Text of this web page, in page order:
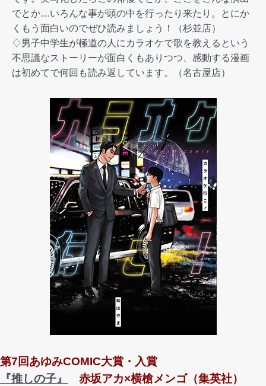
でとか…いろんな事が頭の中を行ったり来たり。とにか
くもう面白いのでぜひ読みましょう！（杉並店）
♢男子中学生が極道の人にカラオケで歌を教えるという
不思議なストーリーが面白くもありつつ、感動する漫画
は初めてで何回も読み返しています。（名古屋店）
第7回あゆみCOMIC大賞・入賞
『推しの子』
赤坂アカ×横槍メンゴ（集英社）